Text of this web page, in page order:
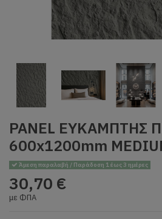
PANEL ΕΥΚΑΜΠΤΗΣ
600x1200mm
Άμεση παραλαβή / Παράδοση 1 έως 3 ημέρες
30,70 €
με ΦΠΑ